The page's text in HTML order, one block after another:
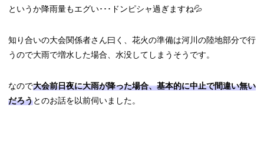
というか降雨量もエグい･･･ドンピシャ過ぎますね💦
知り合いの大会関係者さん曰く、花火の準備は河川の陸地部分で行
うので大雨で増水した場合、水没してしまうそうです。
なので大会前日夜に大雨が降った場合、基本的に中止で間違い無い
だろうとのお話を以前伺いました。